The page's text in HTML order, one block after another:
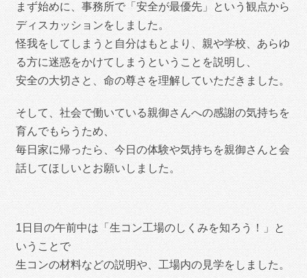
まず始めに、事務所で「安全が最優先」という観点から
ディスカッションをしました。
怪我をしてしまうと自分はもとより、親や学校、あらゆ
る方に迷惑をかけてしまうということを説明し、
安全の大切さと、命の尊さを理解していただきました。
そして、社会で働いている親御さんへの感謝の気持ちを
育んでもらうため、
毎日家に帰ったら、今日の体験や気持ちを親御さんと会
話してほしいとお願いしました。
1日目の午前中は「生コン工場のしくみを知ろう！」と
いうことで
生コンの材料などの説明や、 工場内の見学をしました。